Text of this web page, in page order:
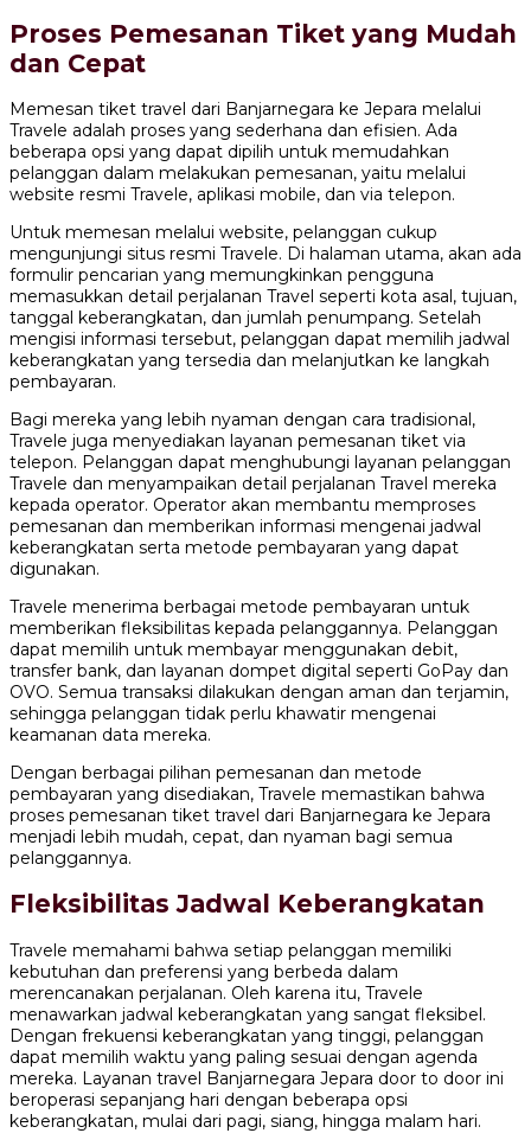
Proses Pemesanan Tiket yang Mudah
dan Cepat
Memesan tiket travel dari Banjarnegara ke Jepara melalui
Travele adalah proses yang sederhana dan efisien. Ada
beberapa opsi yang dapat dipilih untuk memudahkan
pelanggan dalam melakukan pemesanan, yaitu melalui
website resmi Travele, aplikasi mobile, dan via telepon.
Untuk memesan melalui website, pelanggan cukup
mengunjungi situs resmi Travele. Di halaman utama, akan ada
formulir pencarian yang memungkinkan pengguna
memasukkan detail perjalanan Travel seperti kota asal, tujuan,
tanggal keberangkatan, dan jumlah penumpang. Setelah
mengisi informasi tersebut, pelanggan dapat memilih jadwal
keberangkatan yang tersedia dan melanjutkan ke langkah
pembayaran.
Bagi mereka yang lebih nyaman dengan cara tradisional,
Travele juga menyediakan layanan pemesanan tiket via
telepon. Pelanggan dapat menghubungi layanan pelanggan
Travele dan menyampaikan detail perjalanan Travel mereka
kepada operator. Operator akan membantu memproses
pemesanan dan memberikan informasi mengenai jadwal
keberangkatan serta metode pembayaran yang dapat
digunakan.
Travele menerima berbagai metode pembayaran untuk
memberikan fleksibilitas kepada pelanggannya. Pelanggan
dapat memilih untuk membayar menggunakan debit,
transfer bank, dan layanan dompet digital seperti GoPay dan
OVO. Semua transaksi dilakukan dengan aman dan terjamin,
sehingga pelanggan tidak perlu khawatir mengenai
keamanan data mereka.
Dengan berbagai pilihan pemesanan dan metode
pembayaran yang disediakan, Travele memastikan bahwa
proses pemesanan tiket travel dari Banjarnegara ke Jepara
menjadi lebih mudah, cepat, dan nyaman bagi semua
pelanggannya.
Fleksibilitas Jadwal Keberangkatan
Travele memahami bahwa setiap pelanggan memiliki
kebutuhan dan preferensi yang berbeda dalam
merencanakan perjalanan. Oleh karena itu, Travele
menawarkan jadwal keberangkatan yang sangat fleksibel.
Dengan frekuensi keberangkatan yang tinggi, pelanggan
dapat memilih waktu yang paling sesuai dengan agenda
mereka. Layanan travel Banjarnegara Jepara door to door ini
beroperasi sepanjang hari dengan beberapa opsi
keberangkatan, mulai dari pagi, siang, hingga malam hari.